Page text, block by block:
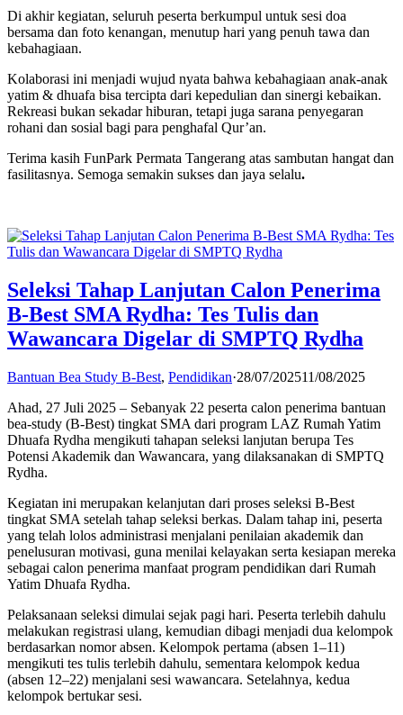
Di akhir kegiatan, seluruh peserta berkumpul untuk sesi doa
bersama dan foto kenangan, menutup hari yang penuh tawa dan
kebahagiaan.
Kolaborasi ini menjadi wujud nyata bahwa kebahagiaan anak-anak
yatim & dhuafa bisa tercipta dari kepedulian dan sinergi kebaikan.
Rekreasi bukan sekadar hiburan, tetapi juga sarana penyegaran
rohani dan sosial bagi para penghafal Qur’an.
Terima kasih FunPark Permata Tangerang atas sambutan hangat dan
fasilitasnya. Semoga semakin sukses dan jaya selalu.
Seleksi Tahap Lanjutan Calon Penerima
B-Best SMA Rydha: Tes Tulis dan
Wawancara Digelar di SMPTQ Rydha
Bantuan Bea Study B-Best, Pendidikan·28/07/202511/08/2025
Ahad, 27 Juli 2025 – Sebanyak 22 peserta calon penerima bantuan
bea-study (B-Best) tingkat SMA dari program LAZ Rumah Yatim
Dhuafa Rydha mengikuti tahapan seleksi lanjutan berupa Tes
Potensi Akademik dan Wawancara, yang dilaksanakan di SMPTQ
Rydha.
Kegiatan ini merupakan kelanjutan dari proses seleksi B-Best
tingkat SMA setelah tahap seleksi berkas. Dalam tahap ini, peserta
yang telah lolos administrasi menjalani penilaian akademik dan
penelusuran motivasi, guna menilai kelayakan serta kesiapan mereka
sebagai calon penerima manfaat program pendidikan dari Rumah
Yatim Dhuafa Rydha.
Pelaksanaan seleksi dimulai sejak pagi hari. Peserta terlebih dahulu
melakukan registrasi ulang, kemudian dibagi menjadi dua kelompok
berdasarkan nomor absen. Kelompok pertama (absen 1–11)
mengikuti tes tulis terlebih dahulu, sementara kelompok kedua
(absen 12–22) menjalani sesi wawancara. Setelahnya, kedua
kelompok bertukar sesi.